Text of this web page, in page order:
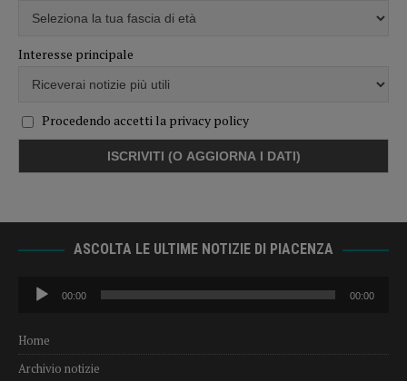
Interesse principale
Procedendo accetti la privacy policy
ASCOLTA LE ULTIME NOTIZIE DI PIACENZA
Audio
Player
00:00 00:00
Home
Archivio notizie